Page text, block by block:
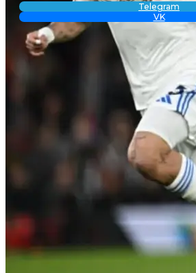
Telegram
VK